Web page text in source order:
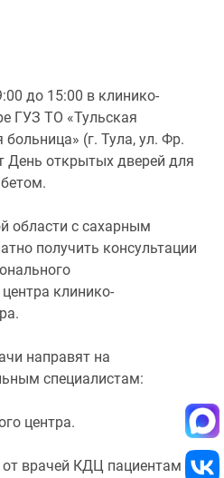
до 15:00 в клинико-
ГУЗ ТО «Тульская
(г. Тула, ул. Фр.
День открытых дверей для
области с сахарным
получить консультации
клинико-
направят на
специалистам:
центра.
врачей КДЦ пациентам